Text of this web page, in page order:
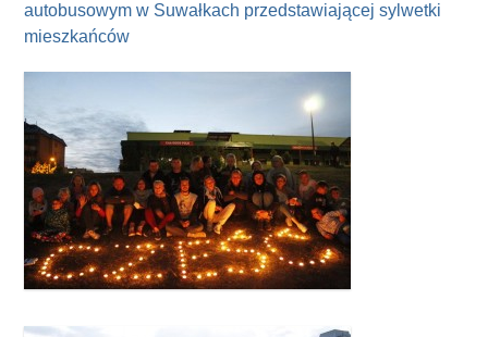
autobusowym w Suwałkach przedstawiającej sylwetki
mieszkańców